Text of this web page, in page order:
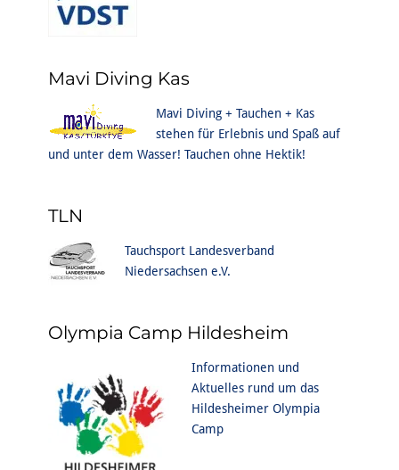
Mavi Diving Kas
Mavi Diving + Tauchen + Kas
stehen für Erlebnis und Spaß auf
und unter dem Wasser! Tauchen ohne Hektik!
TLN
Tauchsport Landesverband
Niedersachsen e.V.
Olympia Camp Hildesheim
Informationen und
Aktuelles rund um das
Hildesheimer Olympia
Camp